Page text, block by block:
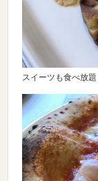
スイーツも食べ放題